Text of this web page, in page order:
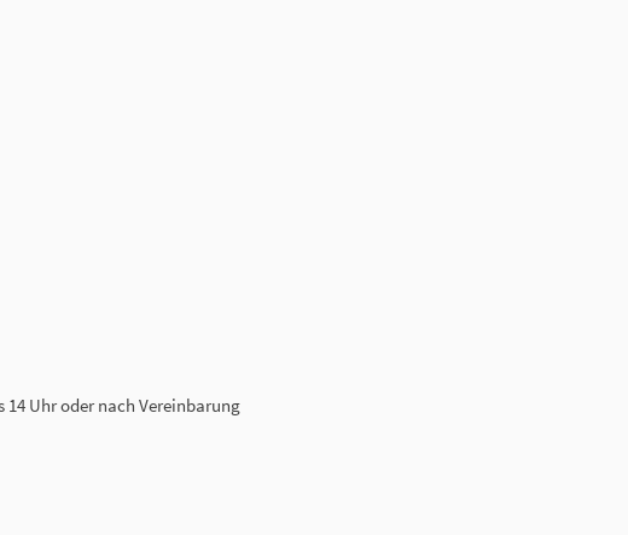
14 Uhr oder nach Vereinbarung